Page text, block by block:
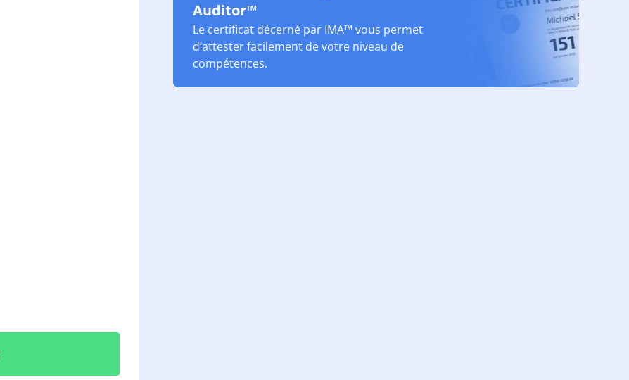
Auditor™
Le certificat décerné par IMA™ vous permet
d’attester facilement de votre niveau de
compétences.